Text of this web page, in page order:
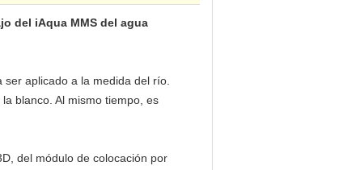
del iAqua MMS del agua
aplicado a la medida del río.
blanco. Al mismo tiempo, es
del módulo de colocación por